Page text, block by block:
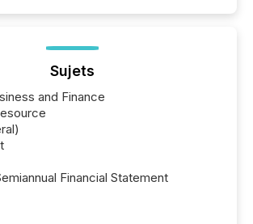
Sujets
and Finance
Financial Statement